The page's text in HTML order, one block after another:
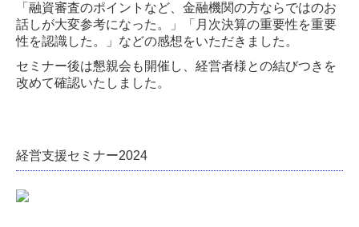
「融資審査のポイントなど、金融機関の方ならではのお
話しが大変参考になった。」「月次決算の重要性を重要
性を認識した。」などの感想をいただきました。
セミナー後は懇親会も開催し、経営者様との結びつきを
改めて確認いたしました。
経営支援セミナー2024